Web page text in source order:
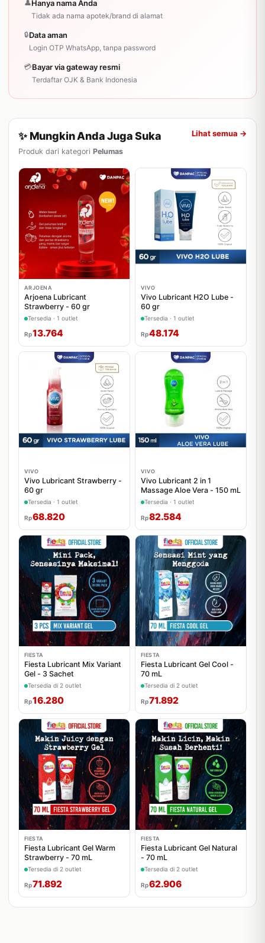
👤Hanya nama Anda
Tidak ada nama apotek/brand di alamat
🔒Data aman
Login OTP WhatsApp, tanpa password
💳Bayar via gateway resmi
Terdaftar OJK & Bank Indonesia
✨ Mungkin Anda Juga Suka
Produk dari kategori Pelumas
Lihat semua →
ARJOENA
Arjoena Lubricant
Strawberry - 60 gr
Tersedia · 1 outlet
Rp13.764
VIVO
Vivo Lubricant H2O Lube -
60 gr
Tersedia · 1 outlet
Rp48.174
VIVO
Vivo Lubricant Strawberry -
60 gr
Tersedia · 1 outlet
Rp68.820
VIVO
Vivo Lubricant 2 in 1
Massage Aloe Vera - 150 mL
Tersedia · 1 outlet
Rp82.584
FIESTA
Fiesta Lubricant Mix Variant
Gel - 3 Sachet
Tersedia di 2 outlet
Rp16.280
FIESTA
Fiesta Lubricant Gel Cool -
70 mL
Tersedia di 2 outlet
Rp71.892
FIESTA
Fiesta Lubricant Gel Warm
Strawberry - 70 mL
Tersedia di 2 outlet
Rp71.892
FIESTA
Fiesta Lubricant Gel Natural
- 70 mL
Tersedia di 2 outlet
Rp62.906